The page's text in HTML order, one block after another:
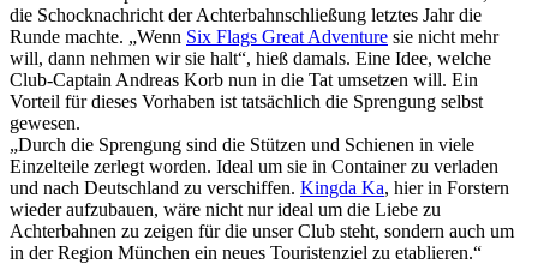
die Schocknachricht der Achterbahnschließung letztes Jahr die
Runde machte. „Wenn Six Flags Great Adventure sie nicht mehr
will, dann nehmen wir sie halt“, hieß damals. Eine Idee, welche
Club-Captain Andreas Korb nun in die Tat umsetzen will. Ein
Vorteil für dieses Vorhaben ist tatsächlich die Sprengung selbst
gewesen.
„Durch die Sprengung sind die Stützen und Schienen in viele
Einzelteile zerlegt worden. Ideal um sie in Container zu verladen
und nach Deutschland zu verschiffen. Kingda Ka, hier in Forstern
wieder aufzubauen, wäre nicht nur ideal um die Liebe zu
Achterbahnen zu zeigen für die unser Club steht, sondern auch um
in der Region München ein neues Touristenziel zu etablieren.“